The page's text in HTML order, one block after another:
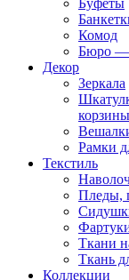
Буфеты
Комод
Бюро —
Декор
Зеркала
корзины
Рамки
Текстиль
Пледы,
Ткани
Ткань
Коллекции